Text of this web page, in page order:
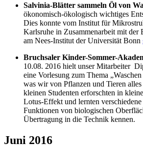
Salvinia-Blätter sammeln Öl von
ökonomisch-ökologisch wichtiges
Dies konnte vom Institut für
Karlsruhe in Zusammenarbeit mit
am Nees-Institut der Universität Bonn
Bruchsaler Kinder-Sommer-
10.08. 2016 hielt unser Mitarbeiter
eine Vorlesung zum Thema
was wir von Pflanzen und Tieren
kleinen Studenten erforschten in
Lotus-Effekt und lernten
Funktionen von biologischen
Übertragung in die Technik kennen.
Juni 2016